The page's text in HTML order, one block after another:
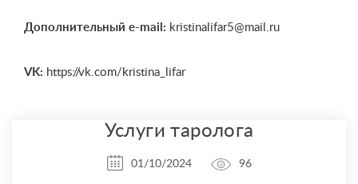
Дополнительный e-mail: kristinalifar5@mail.ru
VK: https://vk.com/kristina_lifar
Услуги таролога
01/10/2024 96